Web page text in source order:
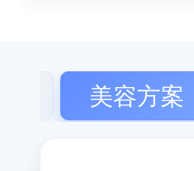
美容方案